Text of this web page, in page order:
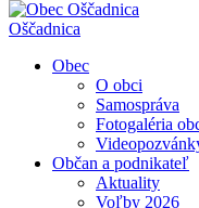
Oščadnica
Obec
O obci
Samospráva
Fotogaléria
Občan a podnikateľ
Aktuality
Voľby 2026